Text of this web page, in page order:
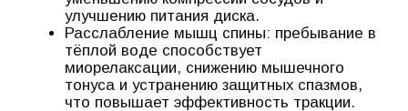
улучшению питания диска.
Расслабление мышц спины: пребывание в
тёплой воде способствует
миорелаксации, снижению мышечного
тонуса и устранению защитных спазмов,
что повышает эффективность тракции.